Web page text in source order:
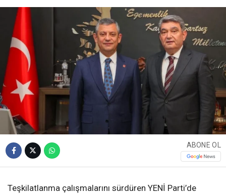
ABONE OL
Teşkilatlanma çalışmalarını sürdüren YENİ Parti’de